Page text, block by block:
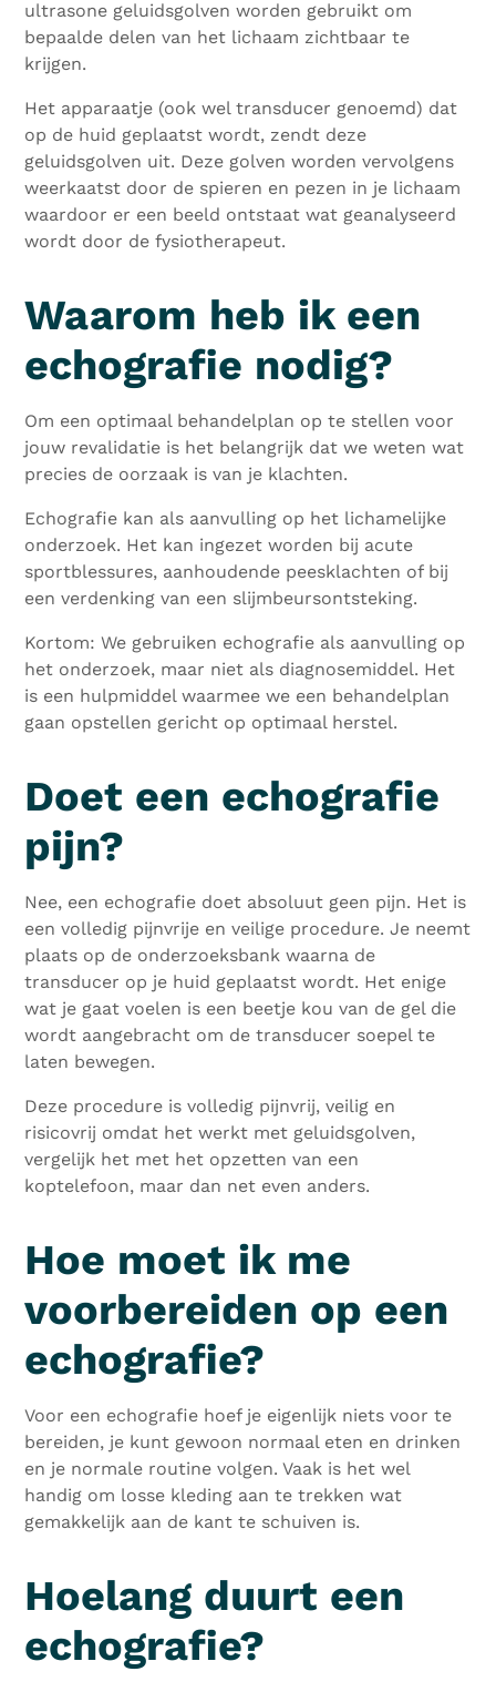
ultrasone geluidsgolven worden gebruikt om
bepaalde delen van het lichaam zichtbaar te
krijgen.
Het apparaatje (ook wel transducer genoemd) dat
op de huid geplaatst wordt, zendt deze
geluidsgolven uit. Deze golven worden vervolgens
weerkaatst door de spieren en pezen in je lichaam
waardoor er een beeld ontstaat wat geanalyseerd
wordt door de fysiotherapeut.
Waarom heb ik een
echografie nodig?
Om een optimaal behandelplan op te stellen voor
jouw revalidatie is het belangrijk dat we weten wat
precies de oorzaak is van je klachten.
Echografie kan als aanvulling op het lichamelijke
onderzoek. Het kan ingezet worden bij acute
sportblessures, aanhoudende peesklachten of bij
een verdenking van een slijmbeursontsteking.
Kortom: We gebruiken echografie als aanvulling op
het onderzoek, maar niet als diagnosemiddel. Het
is een hulpmiddel waarmee we een behandelplan
gaan opstellen gericht op optimaal herstel.
Doet een echografie
pijn?
Nee, een echografie doet absoluut geen pijn. Het is
een volledig pijnvrije en veilige procedure. Je neemt
plaats op de onderzoeksbank waarna de
transducer op je huid geplaatst wordt. Het enige
wat je gaat voelen is een beetje kou van de gel die
wordt aangebracht om de transducer soepel te
laten bewegen.
Deze procedure is volledig pijnvrij, veilig en
risicovrij omdat het werkt met geluidsgolven,
vergelijk het met het opzetten van een
koptelefoon, maar dan net even anders.
Hoe moet ik me
voorbereiden op een
echografie?
Voor een echografie hoef je eigenlijk niets voor te
bereiden, je kunt gewoon normaal eten en drinken
en je normale routine volgen. Vaak is het wel
handig om losse kleding aan te trekken wat
gemakkelijk aan de kant te schuiven is.
Hoelang duurt een
echografie?